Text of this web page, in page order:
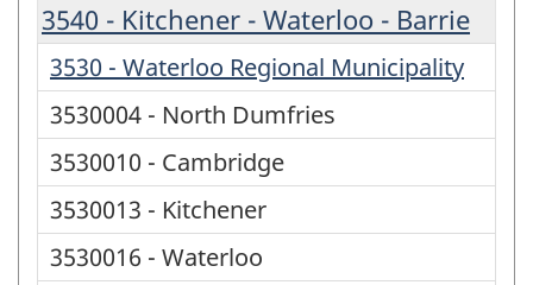
3540 - Kitchener - Waterloo - Barrie
3530 - Waterloo Regional Municipality
3530004 - North Dumfries
3530010 - Cambridge
3530013 - Kitchener
3530016 - Waterloo